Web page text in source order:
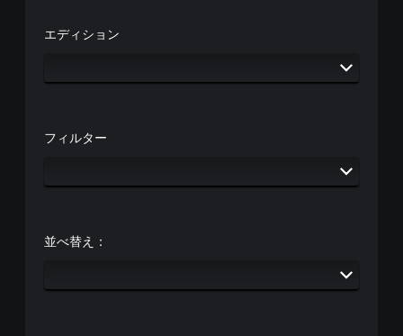
エディション
フィルター
並べ替え：